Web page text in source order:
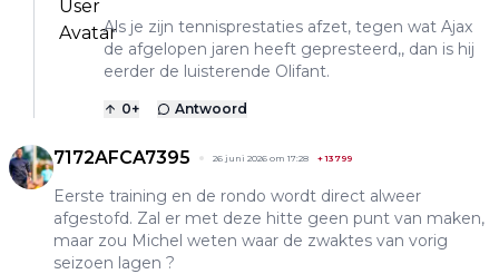
Als je zijn tennisprestaties afzet, tegen wat Ajax
de afgelopen jaren heeft gepresteerd,, dan is hij
eerder de luisterende Olifant.
0+ Antwoord
7172AFCA7395 26 juni 2026 om 17:28 +13799
Eerste training en de rondo wordt direct alweer
afgestofd. Zal er met deze hitte geen punt van maken,
maar zou Michel weten waar de zwaktes van vorig
seizoen lagen ?